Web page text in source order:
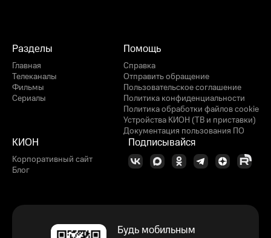
Разделы
Главная
Телеканалы
Фильмы
Сериалы
Помощь
Справка
Отправить обращение
Пользовательское соглашение
Политика конфиденциальности
Политика обработки файлов cookie
Устройства КИОН (ТВ и приставки)
Документация пользования ПО
КИОН
Корпоративный сайт
Блог
Подписывайся
Будь мобильным